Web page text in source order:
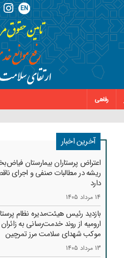
EN
رفاهی
آخرین اخبار
اعتراض پرستاران بیمارستان
ریشه در مطالبات صنفی و اجرای
دارد
14 مرداد 1405
بازدید رئیس هیئت‌مدیره نظام
ارومیه از روند خدمت‌رسانی به
موکب شهدای سلامت مرز تمرچین
13 مرداد 1405